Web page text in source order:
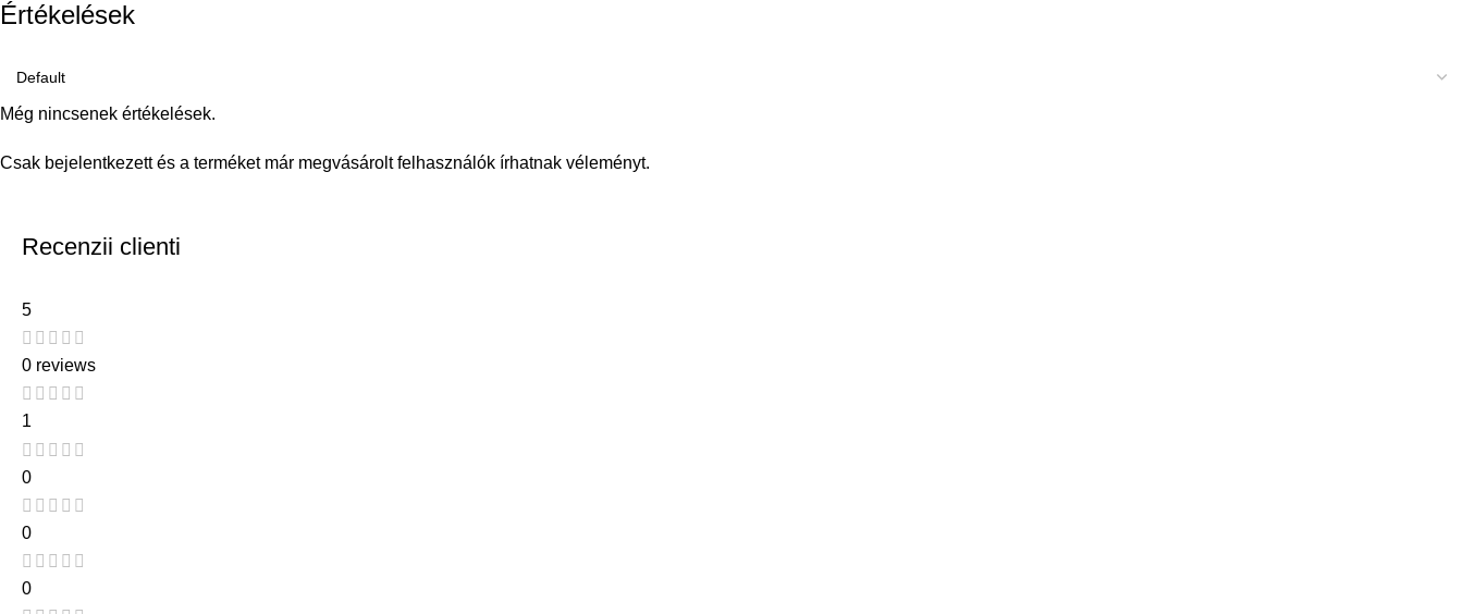
Értékelések
Még nincsenek értékelések.
Csak bejelentkezett és a terméket már megvásárolt felhasználók írhatnak véleményt.
Recenzii clienti
5
0 reviews
1
0
0
0